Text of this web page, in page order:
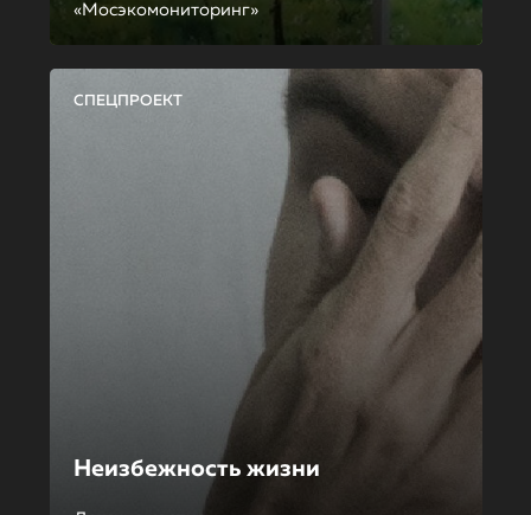
«Мосэкомониторинг»
СПЕЦПРОЕКТ
Неизбежность жизни